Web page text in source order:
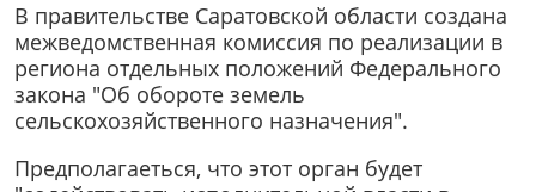
В правительстве Саратовской области создана
межведомственная комиссия по реализации в
региона отдельных положений Федерального
закона "Об обороте земель
сельскохозяйственного назначения".
Предполагаеться, что этот орган будет